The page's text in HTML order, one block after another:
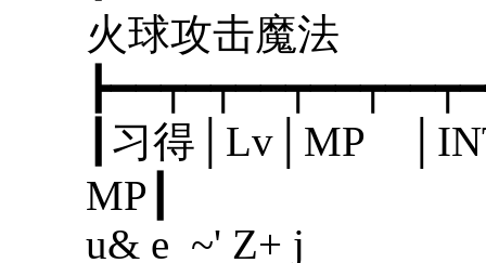
火球攻
┃习得│Lv│MP
u& e ~' Z+ j